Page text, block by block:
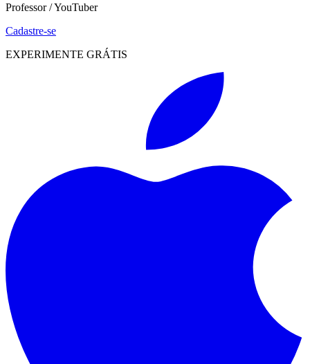
Professor / YouTuber
Cadastre-se
EXPERIMENTE GRÁTIS